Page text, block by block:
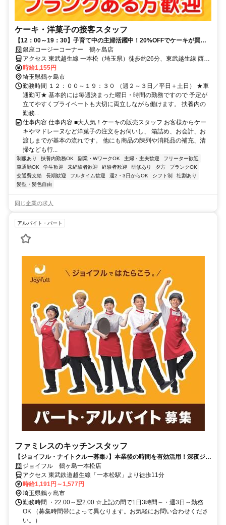
ケーキ・洋菓子の接客スタッフ
【12：00～19：30】子育て中の主婦活躍中！20%OFFでケーキが買え
る♪週2日～OK◎扶養内◎
銀座コージーコーナー 鶴ヶ島店
アクセス 東武越生線 一本松（埼玉県）徒歩約26分、東武越生線 西大
家徒歩約35分、ＪＲ川越線 武蔵高萩北口徒歩約36分 東武越生線「一
本松駅」より徒歩27分
時給1,155円
埼玉県鶴ヶ島市
勤務時間 １２：００～１９：３０ （週２～３日／平日＋土日） ★車
通勤可★ 基本的には毎週決まった曜日・時間の勤務ですので 予定が
立てやすくプライベートも大切に両立しながら働けます。 扶養内の
勤務...
仕事内容 仕事内容 ■大人気！ケーキの販売スタッフ お客様からケー
キやマドレーヌなど洋菓子の注文をお伺いし、 箱詰め、お会計、お
渡しまでが基本の流れです。 他にも商品の陳列や消耗品の補充、清
掃なども行...
制服あり 扶養内勤務OK 副業・WワークOK 主婦・主夫歓迎
フリーター歓迎
車通勤OK
学生歓迎 未経験者歓迎 経験者歓迎 研修あり 夕方
ブランクOK
交通費支給
長期歓迎 フルタイム歓迎 週2・3日からOK シフト制
社割あり
髪型・髪色自由
同じ企業の求人
アルバイト・パート
ファミレスのキッチンスタッフ
【ジョイフル・ナイトクルー募集♪】本業後の時間を有効活用！深夜ジョ
イフルで副収入GET！履歴書不要◎
ジョイフル 鶴ヶ島一本松店
アクセス 東武鉄道越生線「一本松駅」より徒歩11分
時給1,191円～1,577円
埼玉県鶴ヶ島市
勤務時間 ・22:00～翌2:00 ☆上記の間で1日3時間～・週3日～勤務
OK （募集時間帯によって異なります。お気軽にお問い合わせくださ
い。）